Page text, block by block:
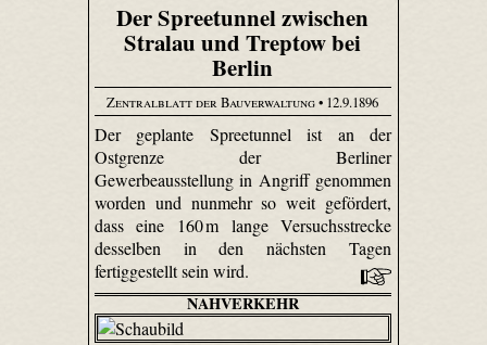
Der Spreetunnel zwischen
Stralau und Treptow bei
Berlin
Zentralblatt der Bauverwaltung• 12.9.1896
Der geplante Spree­tunnel ist an der
Ostgrenze der Berliner
Gewerbeausstellung in Angriff genommen
worden und nunmehr so weit gefördert,
dass eine 160 m lange Versuchsstrecke
desselben in den nächsten Tagen
fertiggestellt sein wird.
NAHVERKEHR